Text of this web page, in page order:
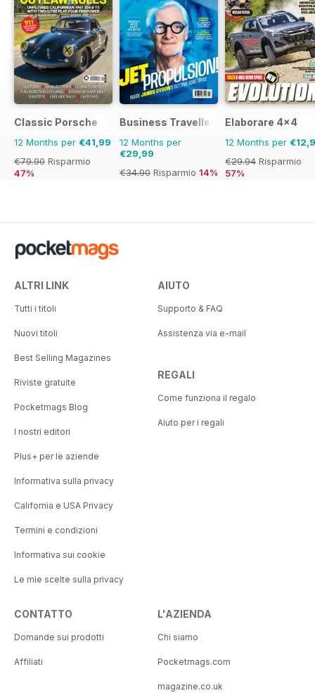
Classic Porsche
12 Months per €41,99
€79.90 Risparmio
47%
Business Traveller UK
12 Months per
€29,99
€34.90 Risparmio 14%
Elaborare 4x4
12 Months per
€29.94 Risparmio
57%
ALTRI LINK
Tutti i titoli
Nuovi titoli
Best Selling Magazines
Riviste gratuite
Pocketmags Blog
I nostri editori
Plus+ per le aziende
Informativa sulla privacy
California e USA Privacy
Termini e condizioni
Informativa sui cookie
Le mie scelte sulla privacy
AIUTO
Supporto & FAQ
Assistenza via e-mail
REGALI
Come funziona il regalo
Aiuto per i regali
CONTATTO
Domande sui prodotti
Affiliati
L'AZIENDA
Chi siamo
Pocketmags.com
magazine.co.uk